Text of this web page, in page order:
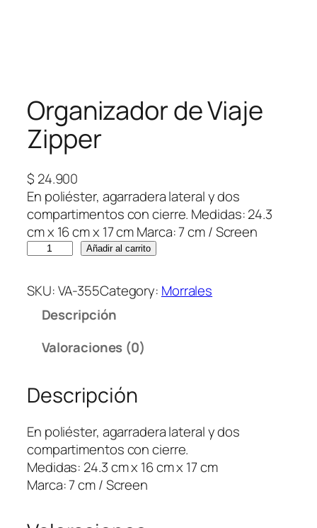
Organizador de Viaje
Zipper
$ 24.900
En poliéster, agarradera lateral y dos
compartimentos con cierre. Medidas: 24.3
cm x 16 cm x 17 cm Marca: 7 cm / Screen
g
a
d
o
r
d
e
V
Añadir al carrito
SKU:VA-355Category: Morrales
Descripción
Valoraciones (0)
Descripción
En poliéster, agarradera lateral y dos
compartimentos con cierre.
Medidas: 24.3 cm x 16 cm x 17 cm
Marca: 7 cm / Screen